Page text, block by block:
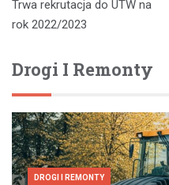
wpisu
Trwa rekrutacja do UTW na
rok 2022/2023
Drogi I Remonty
DROGI I REMONTY